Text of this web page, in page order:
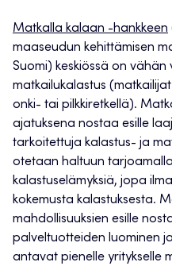
Matkalla kalaan -hankkeen
maaseudun kehittämisen
Suomi) keskiössä on
matkailukalastus
onki- tai pilkkiretkellä).
ajatuksena nostaa esille
tarkoitettuja kalastus- ja
otetaan haltuun tarjoamalla
kalastuselämyksiä, jopa
kokemusta kalastuksesta.
mahdollisuuksien esille
palveltuotteiden luominen
antavat pienelle yritykselle